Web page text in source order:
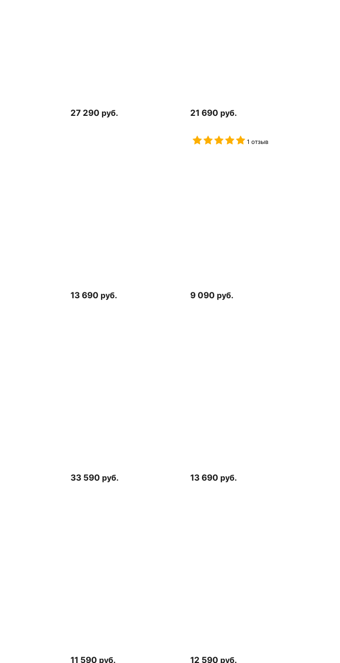
27 290 руб. 21 690 руб.
1 отзыв
13 690 руб. 9 090 руб.
33 590 руб. 13 690 руб.
11 590 руб. 12 590 руб.